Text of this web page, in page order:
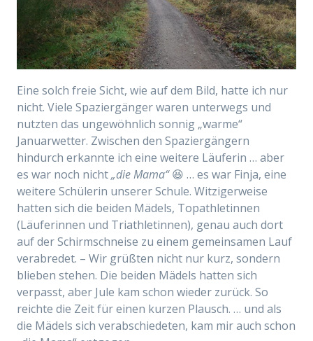
Eine solch freie Sicht, wie auf dem Bild, hatte ich nur
nicht. Viele Spaziergänger waren unterwegs und
nutzten das ungewöhnlich sonnig „warme“
Januarwetter. Zwischen den Spaziergängern
hindurch erkannte ich eine weitere Läuferin … aber
es war noch nicht„die Mama“😆 … es war Finja, eine
weitere Schülerin unserer Schule. Witzigerweise
hatten sich die beiden Mädels, Topathletinnen
(Läuferinnen und Triathletinnen), genau auch dort
auf der Schirmschneise zu einem gemeinsamen Lauf
verabredet. – Wir grüßten nicht nur kurz, sondern
blieben stehen. Die beiden Mädels hatten sich
verpasst, aber Jule kam schon wieder zurück. So
reichte die Zeit für einen kurzen Plausch. … und als
die Mädels sich verabschiedeten, kam mir auch schon